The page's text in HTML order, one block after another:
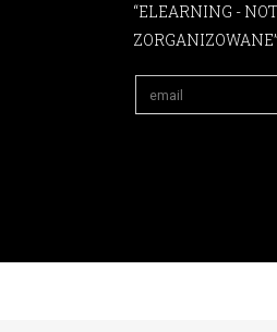
“ELEARNING -
ZORGANIZOWANE”